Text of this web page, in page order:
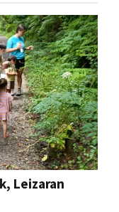
Leizaran